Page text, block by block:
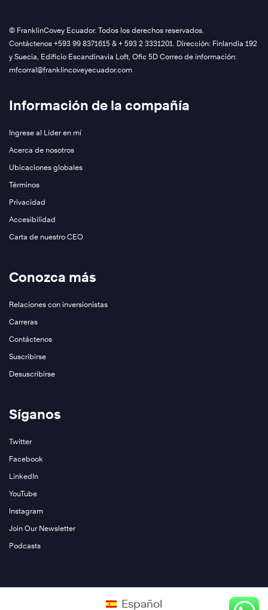
©️ FranklinCovey Ecuador. Todos los derechos reservados.
Contáctenos +593 99 8371615 & + 593 2 3331201. Dirección: Finlandia 192
y Suecia, Edificio Escandinavia Loft, Ofic 5D Correo de información:
mfcorral@franklincoveyecuador.com
Información de la compañía
Ingrese al Líder en mí
Acerca de nosotros
Ubicaciones globales
Términos
Privacidad
Accesibilidad
Carta de nuestro CEO
Conozca más
Relaciones con inversionistas
Carreras
Contáctenos
Suscribirse
Desuscribirse
Síganos
Twitter
Facebook
LinkedIn
YouTube
Instagram
Join Our Newsletter
Podcasts
Español